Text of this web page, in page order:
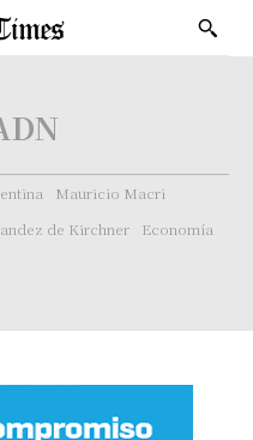
Mauricio Macri
de Kirchner
Economía